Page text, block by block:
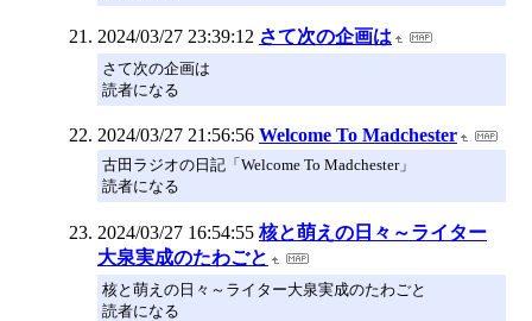
2024/03/27 23:39:12 さて次の企画は
さて次の企画は
読者になる
2024/03/27 21:56:56 Welcome To Madchester
古田ラジオの日記「Welcome To Madchester」
読者になる
2024/03/27 16:54:55 核と萌えの日々～ライター
大泉実成のたわごと
核と萌えの日々～ライター大泉実成のたわごと
読者になる